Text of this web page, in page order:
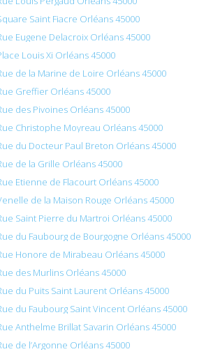
Saint Fiacre Orléans 45000
Eugene Delacroix Orléans 45000
Louis Xi Orléans 45000
de la Marine de Loire Orléans 45000
Greffier Orléans 45000
des Pivoines Orléans 45000
Christophe Moyreau Orléans 45000
du Docteur Paul Breton Orléans 45000
de la Grille Orléans 45000
Etienne de Flacourt Orléans 45000
de la Maison Rouge Orléans 45000
Saint Pierre du Martroi Orléans 45000
du Faubourg de Bourgogne Orléans 45000
Honore de Mirabeau Orléans 45000
des Murlins Orléans 45000
du Puits Saint Laurent Orléans 45000
du Faubourg Saint Vincent Orléans 45000
Anthelme Brillat Savarin Orléans 45000
de l’Argonne Orléans 45000